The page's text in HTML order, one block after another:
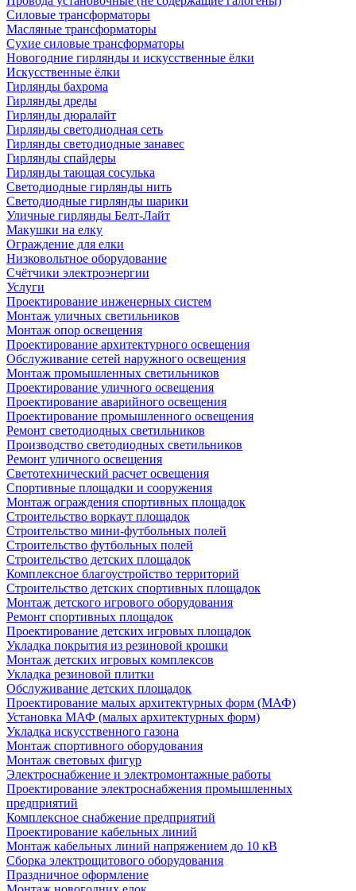
Силовые трансформаторы
Масляные трансформаторы
Сухие силовые трансформаторы
Новогодние гирлянды и искусственные ёлки
Искусственные ёлки
Гирлянды бахрома
Гирлянды дреды
Гирлянды дюралайт
Гирлянды светодиодная сеть
Гирлянды светодиодные занавес
Гирлянды спайдеры
Гирлянды тающая сосулька
Светодиодные гирлянды нить
Светодиодные гирлянды шарики
Уличные гирлянды Белт-Лайт
Макушки на елку
Ограждение для елки
Низковольтное оборудование
Счётчики электроэнергии
Услуги
Проектирование инженерных систем
Монтаж уличных светильников
Монтаж опор освещения
Проектирование архитектурного освещения
Обслуживание сетей наружного освещения
Монтаж промышленных светильников
Проектирование уличного освещения
Проектирование аварийного освещения
Проектирование промышленного освещения
Ремонт светодиодных светильников
Производство светодиодных светильников
Ремонт уличного освещения
Светотехнический расчет освещения
Спортивные площадки и сооружения
Монтаж ограждения спортивных площадок
Строительство воркаут площадок
Строительство мини-футбольных полей
Строительство футбольных полей
Строительство детских площадок
Комплексное благоустройство территорий
Строительство детских спортивных площадок
Монтаж детского игрового оборудования
Ремонт спортивных площадок
Проектирование детских игровых площадок
Укладка покрытия из резиновой крошки
Монтаж детских игровых комплексов
Укладка резиновой плитки
Обслуживание детских площадок
Проектирование малых архитектурных форм (МАФ)
Установка МАФ (малых архитектурных форм)
Укладка искусственного газона
Монтаж спортивного оборудования
Монтаж световых фигур
Электроснабжение и электромонтажные работы
Проектирование электроснабжения промышленных
предприятий
Комплексное снабжение предприятий
Проектирование кабельных линий
Монтаж кабельных линий напряжением до 10 кВ
Сборка электрощитового оборудования
Праздничное оформление